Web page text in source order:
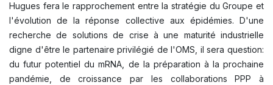
Hugues fera le rapprochement entre la stratégie du Groupe et
l'évolution de la réponse collective aux épidémies. D'une
recherche de solutions de crise à une maturité industrielle
digne d'être le partenaire privilégié de l'OMS, il sera question:
du futur potentiel du mRNA, de la préparation à la prochaine
pandémie, de croissance par les collaborations PPP à